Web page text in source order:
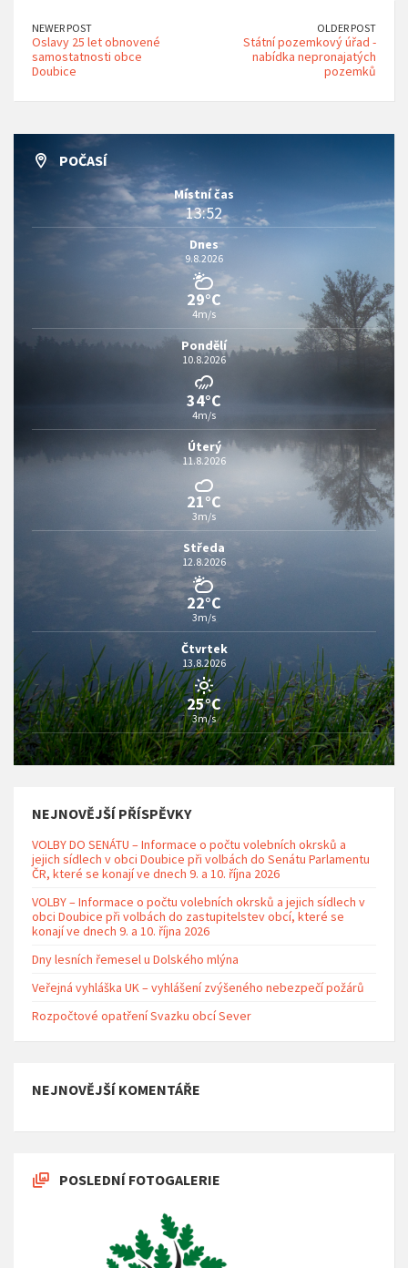
NEWER POST
Oslavy 25 let obnovené
samostatnosti obce
Doubice
OLDER POST
Státní pozemkový úřad -
nabídka nepronajatých
pozemků
POČASÍ
Místní čas
13:52
Dnes
9.8.2026
29°C
4m/s
Pondělí
10.8.2026
34°C
4m/s
Úterý
11.8.2026
21°C
3m/s
Středa
12.8.2026
22°C
3m/s
Čtvrtek
13.8.2026
25°C
3m/s
NEJNOVĚJŠÍ PŘÍSPĚVKY
VOLBY DO SENÁTU – Informace o počtu volebních okrsků a
jejich sídlech v obci Doubice při volbách do Senátu Parlamentu
ČR, které se konají ve dnech 9. a 10. října 2026
VOLBY – Informace o počtu volebních okrsků a jejich sídlech v
obci Doubice při volbách do zastupitelstev obcí, které se
konají ve dnech 9. a 10. října 2026
Dny lesních řemesel u Dolského mlýna
Veřejná vyhláška UK – vyhlášení zvýšeného nebezpečí požárů
Rozpočtové opatření Svazku obcí Sever
NEJNOVĚJŠÍ KOMENTÁŘE
POSLEDNÍ FOTOGALERIE